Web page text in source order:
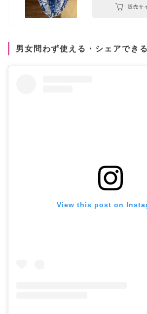
販売サ
男女問わず使える・シェアでき
View this post on